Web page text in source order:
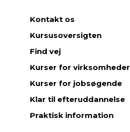
Kontakt os
Kursusoversigten
Find vej
Kurser for virksomheder
Kurser for jobsøgende
Klar til efteruddannelse
Praktisk information